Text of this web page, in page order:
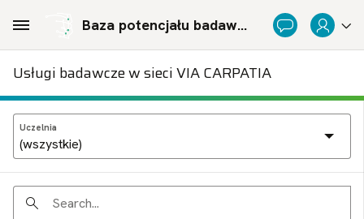
Baza potencjału badawczego Politechnicznej Sieci Via Carpatia im. Prezydenta RP Lecha Kaczyńskiego
Usługi badawcze w sieci VIA CARPATIA
Uczelnia
Search